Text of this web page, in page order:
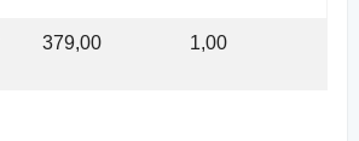
379,00 1,00